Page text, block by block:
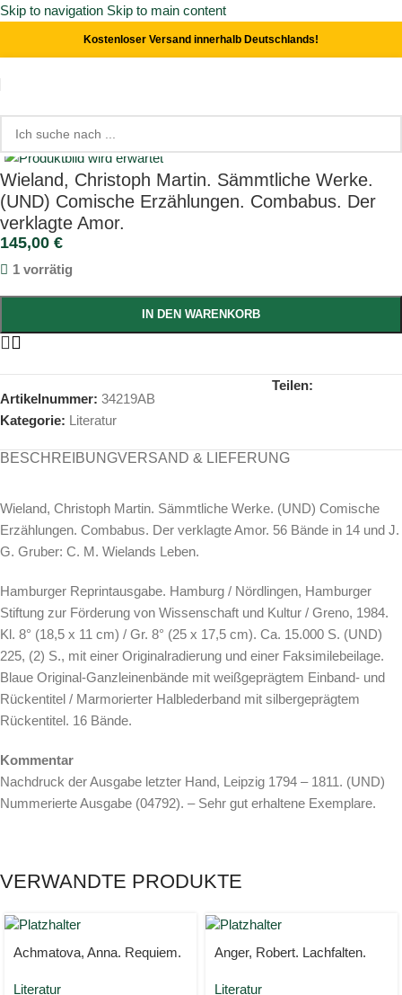
Skip to navigation Skip to main content
Kostenloser Versand innerhalb Deutschlands!
Start/ Literatur
Click to enlarge
Wieland, Christoph Martin. Sämmtliche Werke.
(UND) Comische Erzählungen. Combabus. Der
verklagte Amor.
145,00 €
1 vorrätig
IN DEN WARENKORB
Artikelnummer: 34219AB
Kategorie: Literatur
Teilen:
BESCHREIBUNGVERSAND & LIEFERUNG
Wieland, Christoph Martin. Sämmtliche Werke. (UND) Comische
Erzählungen. Combabus. Der verklagte Amor. 56 Bände in 14 und J.
G. Gruber: C. M. Wielands Leben.
Hamburger Reprintausgabe. Hamburg / Nördlingen, Hamburger
Stiftung zur Förderung von Wissenschaft und Kultur / Greno, 1984.
Kl. 8° (18,5 x 11 cm) / Gr. 8° (25 x 17,5 cm). Ca. 15.000 S. (UND)
225, (2) S., mit einer Originalradierung und einer Faksimilebeilage.
Blaue Original-Ganzleinenbände mit weißgeprägtem Einband- und
Rückentitel / Marmorierter Halblederband mit silbergeprägtem
Rückentitel. 16 Bände.
Kommentar
Nachdruck der Ausgabe letzter Hand, Leipzig 1794 – 1811. (UND)
Nummerierte Ausgabe (04792). – Sehr gut erhaltene Exemplare.
VERWANDTE PRODUKTE
Achmatova, Anna. Requiem.
Literatur
Anger, Robert. Lachfalten.
Literatur